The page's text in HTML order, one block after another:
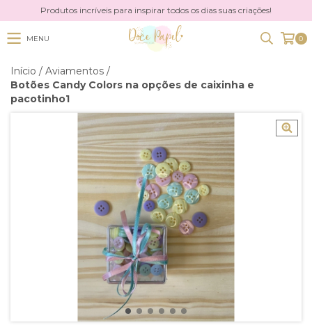
Produtos incríveis para inspirar todos os dias suas criações!
MENU 0
Início / Aviamentos /
Botões Candy Colors na opções de caixinha e
pacotinho1